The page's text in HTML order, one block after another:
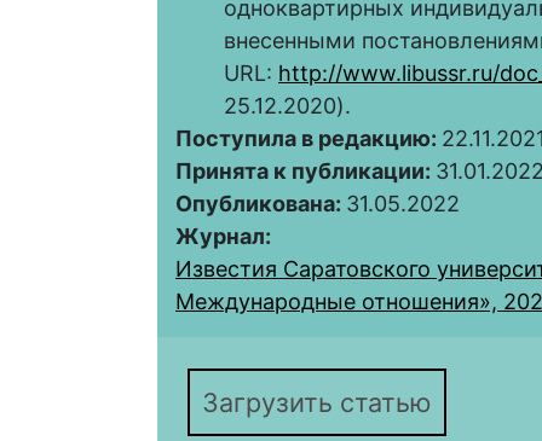
одноквартирных
внесенными
URL: http://www.libussr.ru/
25.12.2020).
Поступила в редакцию:
Принята к публикации:
Опубликована: 31.05.2022
Журнал:
Известия Саратовского
Международные отношения»,
Загрузить статью